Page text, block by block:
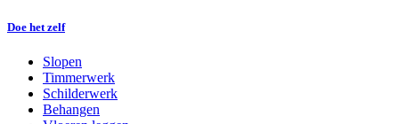
Doe het zelf
Slopen
Timmerwerk
Schilderwerk
Behangen